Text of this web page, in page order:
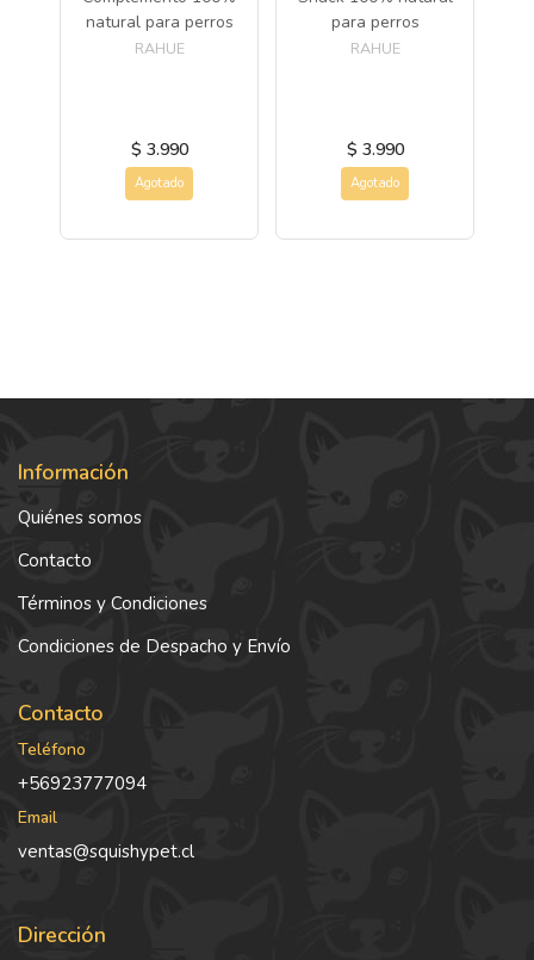
natural para perros
RAHUE
$ 3.990
Agotado
para perros
RAHUE
$ 3.990
Agotado
Información
Quiénes somos
Contacto
Términos y Condiciones
Condiciones de Despacho y Envío
Contacto
Teléfono
+56923777094
Email
ventas@squishypet.cl
Dirección